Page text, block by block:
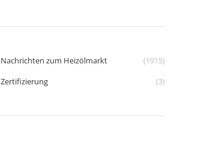
Nachrichten zum Heizölmarkt
(1915)
Zertifizierung
(3)